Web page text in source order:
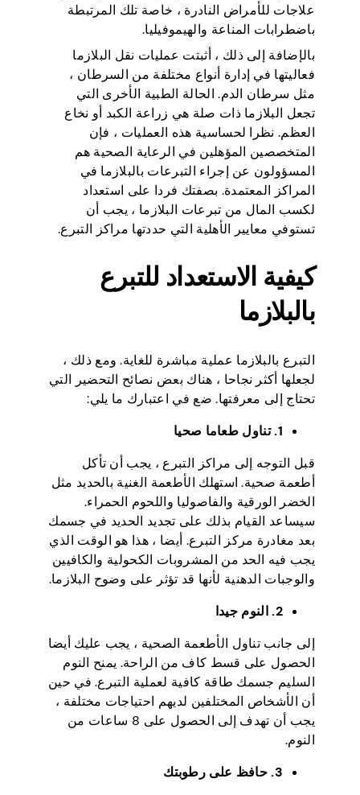
علاجات للأمراض النادرة ، خاصة تلك المرتبطة
باضطرابات المناعة والهيموفيليا.
بالإضافة إلى ذلك ، أثبتت عمليات نقل البلازما
فعاليتها في إدارة أنواع مختلفة من السرطان ،
مثل سرطان الدم. الحالة الطبية الأخرى التي
تجعل البلازما ذات صلة هي زراعة الكبد أو نخاع
العظم. نظرا لحساسية هذه العمليات ، فإن
المتخصصين المؤهلين في الرعاية الصحية هم
المسؤولون عن إجراء التبرعات بالبلازما في
المراكز المعتمدة. بصفتك فردا على استعداد
لكسب المال من تبرعات البلازما ، يجب أن
تستوفي معايير الأهلية التي حددتها مراكز التبرع.
كيفية الاستعداد للتبرع
بالبلازما
التبرع بالبلازما عملية مباشرة للغاية. ومع ذلك ،
لجعلها أكثر نجاحا ، هناك بعض نصائح التحضير التي
تحتاج إلى معرفتها. ضع في اعتبارك ما يلي:
1. تناول طعاما صحيا
قبل التوجه إلى مراكز التبرع ، يجب أن تأكل
أطعمة صحية. استهلك الأطعمة الغنية بالحديد مثل
الخضر الورقية والفاصوليا واللحوم الحمراء.
سيساعد القيام بذلك على تجديد الحديد في جسمك
بعد مغادرة مركز التبرع. أيضا ، هذا هو الوقت الذي
يجب فيه الحد من المشروبات الكحولية والكافيين
والوجبات الدهنية لأنها قد تؤثر على وضوح البلازما.
2. النوم جيدا
إلى جانب تناول الأطعمة الصحية ، يجب عليك أيضا
الحصول على قسط كاف من الراحة. يمنح النوم
السليم جسمك طاقة كافية لعملية التبرع. في حين
أن الأشخاص المختلفين لديهم احتياجات مختلفة ،
يجب أن تهدف إلى الحصول على 8 ساعات من
النوم.
3. حافظ على رطوبتك